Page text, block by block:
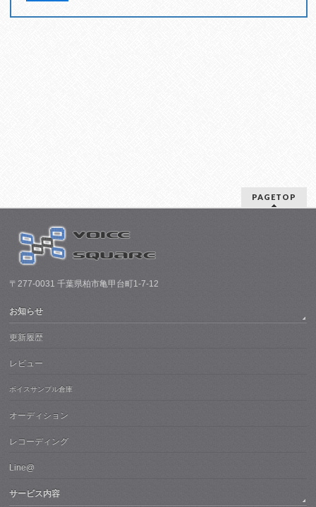
PAGETOP
〒277-0031 千葉県柏市亀甲台町1-7-12
お知らせ
更新履歴
レビュー
ボイスサンプル倉庫
オーディション
レコーディング
Line@
サービス内容